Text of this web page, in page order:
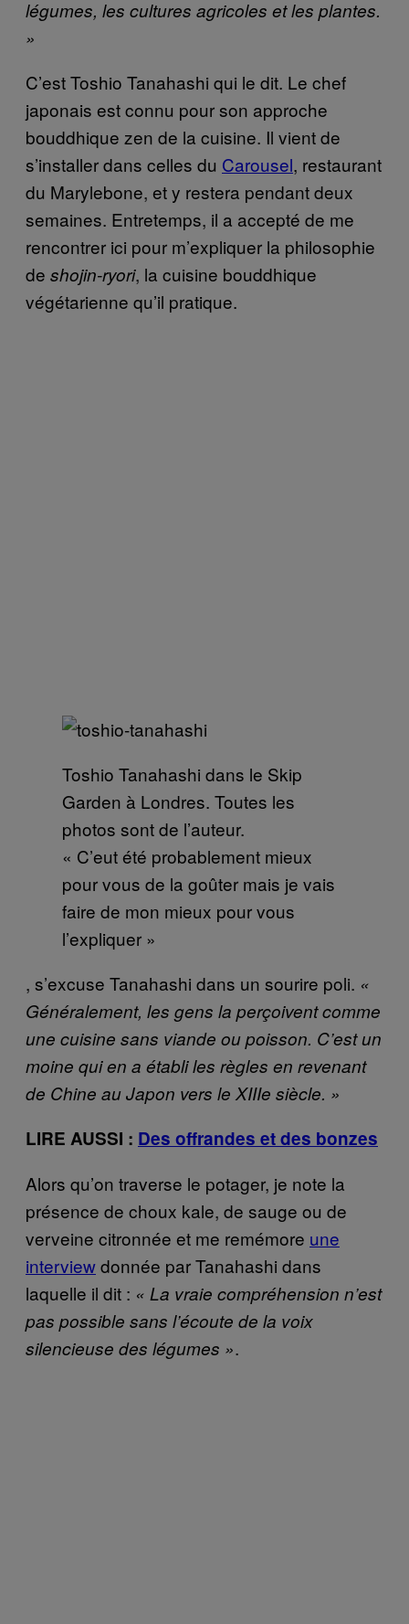
légumes, les cultures agricoles et les plantes.
»
C’est Toshio Tanahashi qui le dit. Le chef
japonais est connu pour son approche
bouddhique zen de la cuisine. Il vient de
s’installer dans celles du Carousel, restaurant
du Marylebone, et y restera pendant deux
semaines. Entretemps, il a accepté de me
rencontrer ici pour m’expliquer la philosophie
de shojin-ryori, la cuisine bouddhique
végétarienne qu’il pratique.
Toshio Tanahashi dans le Skip
Garden à Londres. Toutes les
photos sont de l’auteur.
« C’eut été probablement mieux
pour vous de la goûter mais je vais
faire de mon mieux pour vous
l’expliquer »
, s’excuse Tanahashi dans un sourire poli. «
Généralement, les gens la perçoivent comme
une cuisine sans viande ou poisson. C’est un
moine qui en a établi les règles en revenant
de Chine au Japon vers le XIIIe siècle. »
LIRE AUSSI : Des offrandes et des bonzes
Alors qu’on traverse le potager, je note la
présence de choux kale, de sauge ou de
verveine citronnée et me remémore une
interviewdonnée par Tanahashi dans
laquelle il dit : « La vraie compréhension n’est
pas possible sans l’écoute de la voix
silencieuse des légumes ».